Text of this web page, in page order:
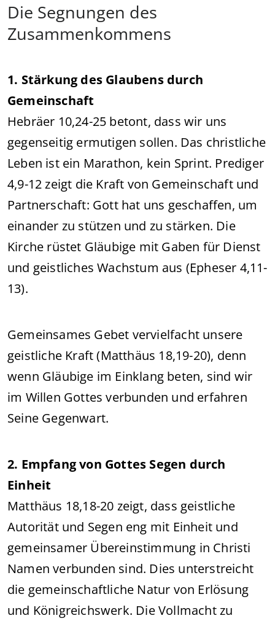
Die Segnungen des
Zusammenkommens
1. Stärkung des Glaubens durch
Gemeinschaft
Hebräer 10,24-25 betont, dass wir uns
gegenseitig ermutigen sollen. Das christliche
Leben ist ein Marathon, kein Sprint. Prediger
4,9-12 zeigt die Kraft von Gemeinschaft und
Partnerschaft: Gott hat uns geschaffen, um
einander zu stützen und zu stärken. Die
Kirche rüstet Gläubige mit Gaben für Dienst
und geistliches Wachstum aus (Epheser 4,11-
13).
Gemeinsames Gebet vervielfacht unsere
geistliche Kraft (Matthäus 18,19-20), denn
wenn Gläubige im Einklang beten, sind wir
im Willen Gottes verbunden und erfahren
Seine Gegenwart.
2. Empfang von Gottes Segen durch
Einheit
Matthäus 18,18-20 zeigt, dass geistliche
Autorität und Segen eng mit Einheit und
gemeinsamer Übereinstimmung in Christi
Namen verbunden sind. Dies unterstreicht
die gemeinschaftliche Natur von Erlösung
und Königreichswerk. Die Vollmacht zu